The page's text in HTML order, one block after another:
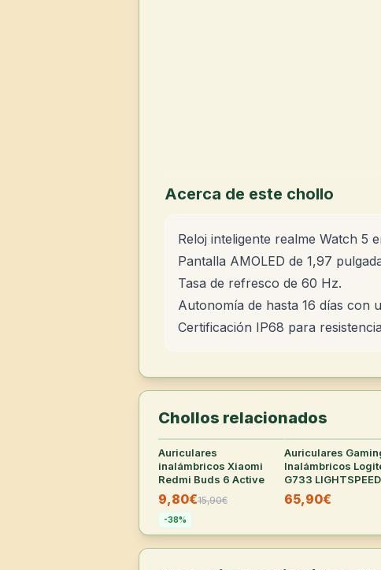
Acerca de este chollo
Reloj inteligente realme Watch 5
Pantalla AMOLED de 1,97
Tasa de refresco de 60 Hz.
Autonomía de hasta 16 días con
Certificación IP68 para
Chollos relacionados
Auriculares
inalámbricos Xiaomi
Redmi Buds 6 Active
9,80€15,90€
-38%
Auriculares
Inalámbricos
G733 LIGHTSPEED
Blancos
65,90€